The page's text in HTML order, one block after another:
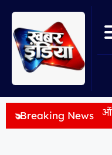
Breaking News
युवाओं की परेशानी